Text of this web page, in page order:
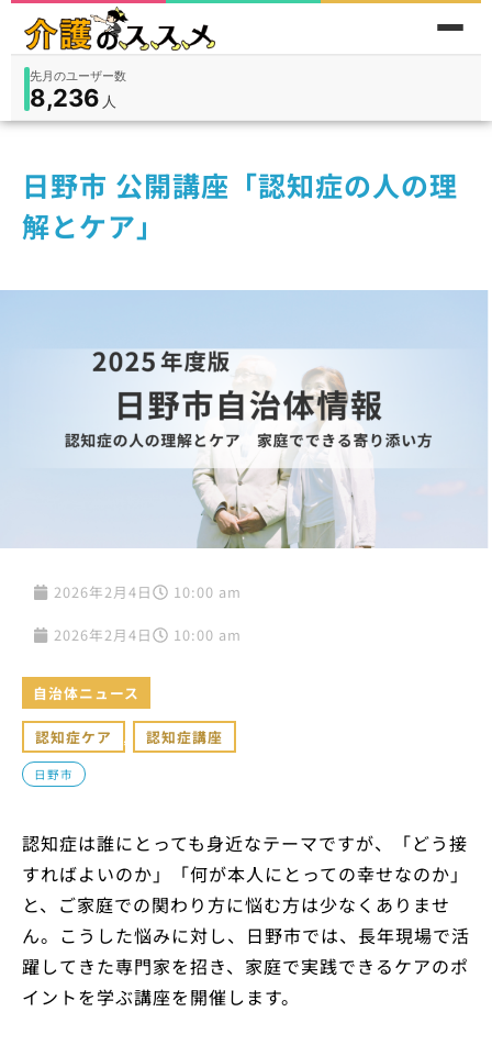
在宅9,360入所3,194
先月のユーザー数
8,236 人
件
日野市 公開講座「認知症の人の理
解とケア」
2026年2月4日 10:00 am
2026年2月4日 10:00 am
自治体ニュース
認知症ケア , 認知症講座
日野市
認知症は誰にとっても身近なテーマですが、「どう接
すればよいのか」「何が本人にとっての幸せなのか」
と、ご家庭での関わり方に悩む方は少なくありませ
ん。こうした悩みに対し、日野市では、長年現場で活
躍してきた専門家を招き、家庭で実践できるケアのポ
イントを学ぶ講座を開催します。